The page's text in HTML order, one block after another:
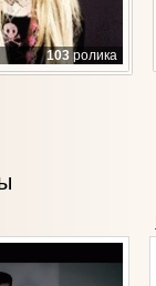
103 ролика